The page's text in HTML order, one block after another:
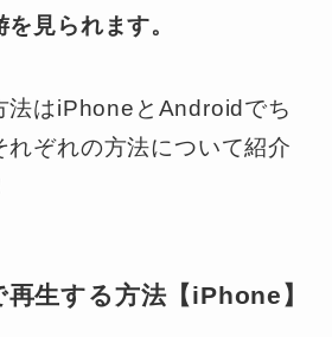
見られます。
法はiPhoneとAndroidでち
れぞれの方法について紹介
生する方法【iPhone】